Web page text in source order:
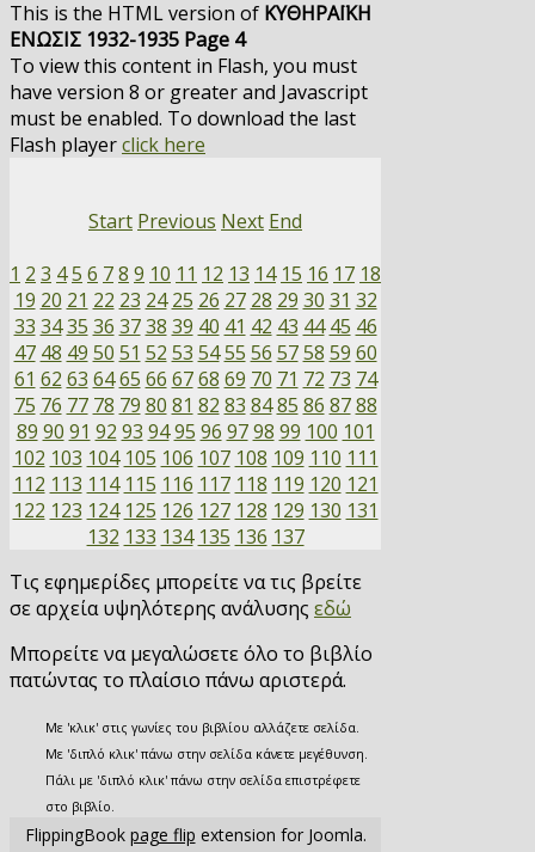
This is the HTML version of ΚΥΘΗΡΑΪΚΗ
ΕΝΩΣΙΣ 1932-1935 Page 4
To view this content in Flash, you must
have version 8 or greater and Javascript
must be enabled. To download the last
Flash playerclick here
Start Previous Next End
1 2 3 45 6 78 9 10 11 12 13 14 15 16 17 18
19 20 21 22 23 24 25 26 27 28 29 30 31 32
33 34 35 36 37 38 39 40 41 42 43 44 45 46
47 48 49 50 51 52 53 54 55 56 57 58 59 60
61 62 63 64 65 66 67 68 69 70 71 72 73 74
75 76 77 78 79 80 81 82 83 84 85 86 87 88
89 90 91 92 93 94 95 96 97 98 99 100 101
102 103 104 105 106 107 108 109 110 111
112 113 114 115 116 117 118 119 120 121
122 123 124 125 126 127 128 129 130 131
132 133 134 135 136 137
Τις εφημερίδες μπορείτε να τις βρείτε
σε αρχεία υψηλότερης ανάλυσης εδώ
Μπορείτε να μεγαλώσετε όλο το βιβλίο
πατώντας το πλαίσιο πάνω αριστερά.
Με 'κλικ' στις γωνίες του βιβλίου αλλάζετε σελίδα.
Με 'διπλό κλικ' πάνω στην σελίδα κάνετε μεγέθυνση.
Πάλι με 'διπλό κλικ' πάνω στην σελίδα επιστρέφετε
στο βιβλίο.
FlippingBook page flip extension for Joomla.